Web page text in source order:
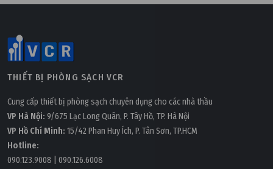
THIẾT BỊ PHÒNG SẠCH VCR
Cung cấp thiết bị phòng sạch chuyên dụng cho các nhà thầu
VP Hà Nội: 9/675 Lạc Long Quân, P. Tây Hồ, TP. Hà Nội
VP Hồ Chí Minh: 15/42 Phan Huy Ích, P. Tân Sơn, TP.HCM
Hotline:
090.123.9008
090.126.6008